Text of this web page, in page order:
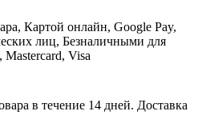
Картой онлайн, Google Pay,
лиц, Безналичными для
Visa
в течение 14 дней. Доставка